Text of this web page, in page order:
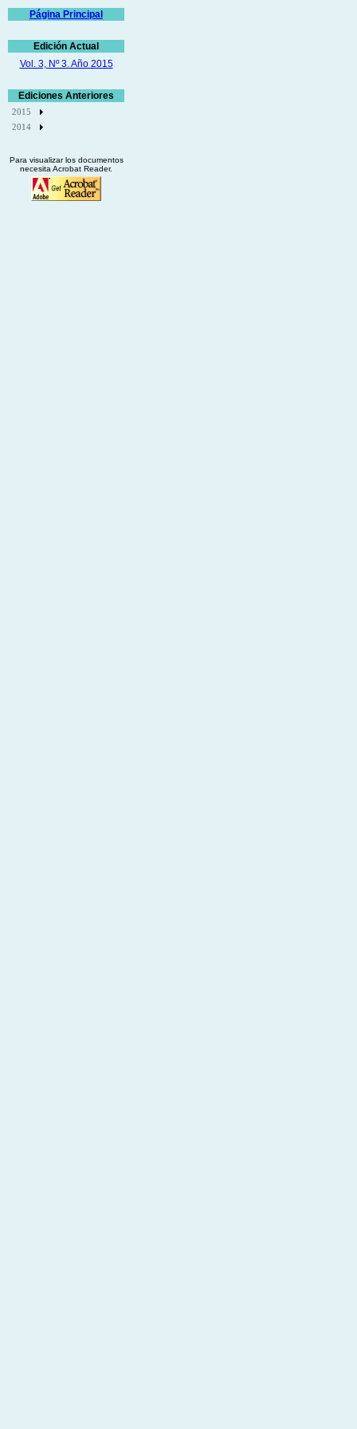
Página Principal
Edición Actual
Vol. 3, Nº 3. Año 2015
Ediciones Anteriores
2015
2014
Para visualizar los documentos
necesita Acrobat Reader.